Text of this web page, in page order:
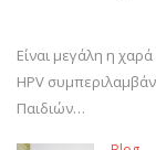
Είναι μεγάλη η
HPV
Παιδιών…